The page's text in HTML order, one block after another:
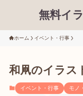
無料イ
ホーム イベント・行事
和凧のイラス
イベント・行事
モノ